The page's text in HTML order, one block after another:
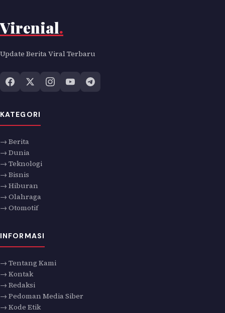
Virenial.
Update Berita Viral Terbaru
KATEGORI
→ Berita
→ Dunia
→ Teknologi
→ Bisnis
→ Hiburan
→ Olahraga
→ Otomotif
INFORMASI
→ Tentang Kami
→ Kontak
→ Redaksi
→ Pedoman Media Siber
→ Kode Etik